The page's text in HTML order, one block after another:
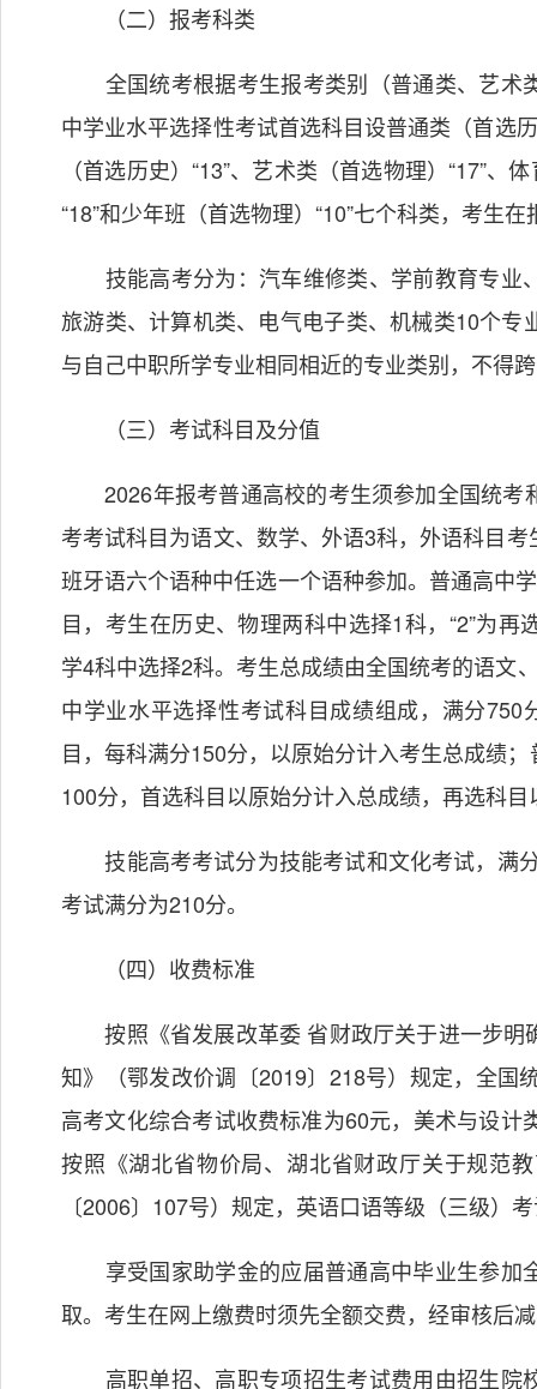
（二）报考科类
全国统考根据考生报考类别（普通类、艺术
中学业水平选择性考试首选科目设普通类（首选
（首选历史）“13”、艺术类（首选物理）“17”、
“18”和少年班（首选物理）“10”七个科类，考生
技能高考分为：汽车维修类、学前教育专业
旅游类、计算机类、电气电子类、机械类10个
与自己中职所学专业相同相近的专业类别，不得
（三）考试科目及分值
2026年报考普通高校的考生须参加全国统考
考考试科目为语文、数学、外语3科，外语科目
班牙语六个语种中任选一个语种参加。普通高中
目，考生在历史、物理两科中选择1科，“2”为
学4科中选择2科。考生总成绩由全国统考的语文
中学业水平选择性考试科目成绩组成，满分
目，每科满分150分，以原始分计入考生总成绩
100分，首选科目以原始分计入总成绩，再选科
技能高考考试分为技能考试和文化考试，满
考试满分为210分。
（四）收费标准
按照《省发展改革委 省财政厅关于进一步明
知》（鄂发改价调〔2019〕218号）规定，全国
高考文化综合考试收费标准为60元，美术与设
按照《湖北省物价局、湖北省财政厅关于规范
〔2006〕107号）规定，英语口语等级（三级）
享受国家助学金的应届普通高中毕业生参加
取。考生在网上缴费时须先全额交费，经审核后
高职单招、高职专项招生考试费用由招生院